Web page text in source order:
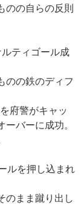
のの自らの反則
ティゴール成
のの鉄のディフ
府警がキャッ
バーに成功。
ルを押し込まれ
のまま蹴り出し